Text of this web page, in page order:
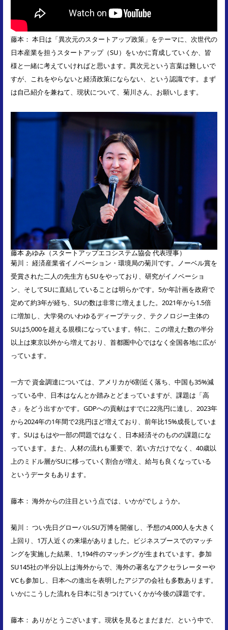
藤本： 本日は「異次元のスタートアップ政策」をテーマに、次世代の
日本産業を担うスタートアップ（SU）をいかに育成していくか、皆
様と一緒に考えていければと思います。異次元という言葉は難しいで
すが、これをやらないと経済政策にならない、という認識です。まず
は自己紹介を兼ねて、現状について、菊川さん、お願いします。
藤本 あゆみ（スタートアップエコシステム協会 代表理事）
菊川： 経済産業省イノベーション・環境局の菊川です。ノーベル賞を
受賞された二人の先生方もSUをやっており、研究がイノベーショ
ン、そしてSUに直結していることは明らかです。5か年計画を政府で
定めて約3年が経ち、SUの数は非常に増えました。2021年から1.5倍
に増加し、大学発のいわゆるディープテック、テクノロジー主体の
SUは5,000を超える規模になっています。特に、この増えた数の半分
以上は東京以外から増えており、首都圏中心ではなく全国各地に広が
っています。
一方で 資金調達については、アメリカが6割近く落ち、中国も35%減
っている中、日本はなんとか踏みとどまっていますが、課題は「高
さ」をどう出すかです。GDPへの貢献はすでに22兆円に達し、2023年
から2024年の1年間で2兆円ほど増えており、前年比15%成長していま
す。SUはもはや一部の問題ではなく、日本経済そのものの課題にな
っています。また、人材の流れも重要で、若い方だけでなく、40歳以
上のミドル層がSUに移っていく割合が増え、給与も良くなっている
というデータもあります。
藤本： 海外からの注目という点では、いかがでしょうか。
菊川： つい先日グローバルSU万博を開催し、予想の4,000人を大きく
上回り、1万人近くの来場がありました。ビジネスブースでのマッチ
ングを実施した結果、1,194件のマッチングが生まれています。参加
SU145社の半分以上は海外からで、海外の著名なアクセラレーターや
VCも参加し、日本への進出を表明したアジアの会社も多数あります。
いかにこうした流れを日本に引きつけていくかが今後の課題です。
藤本： ありがとうございます。現状を見るとまだまだ、という中で、